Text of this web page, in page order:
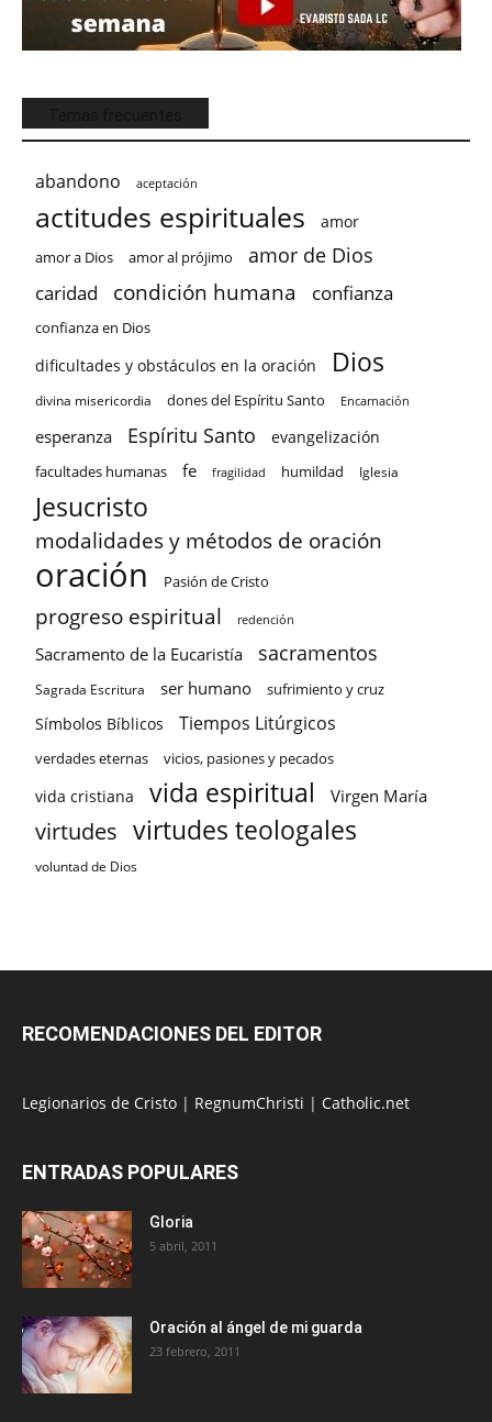
abandono aceptación
actitudes espirituales amor
amor a Dios amor al prójimo amor de Dios
caridad condición humana confianza
confianza en Dios
dificultades y obstáculos en la oración Dios
divina misericordia dones del Espíritu Santo Encarnación
esperanza Espíritu Santo evangelización
facultades humanas fe fragilidad humildad Iglesia
Jesucristo
modalidades y métodos de oración
oración Pasión de Cristo
progreso espiritual redención
Sacramento de la Eucaristía sacramentos
Sagrada Escritura ser humano sufrimiento y cruz
Símbolos Bíblicos Tiempos Litúrgicos
verdades eternas vicios, pasiones y pecados
vida cristiana vida espiritual Virgen María
virtudes virtudes teologales
voluntad de Dios
RECOMENDACIONES DEL EDITOR
Legionarios de Cristo | RegnumChristi | Catholic.net
ENTRADAS POPULARES
Gloria
5 abril, 2011
Oración al ángel de mi guarda
23 febrero, 2011